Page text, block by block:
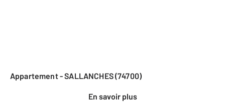
Appartement - SALLANCHES (74700)
En savoir plus